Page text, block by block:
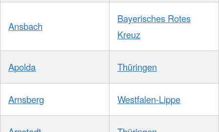
Ansbach
Bayerisches Rotes
Kreuz
Apolda Thüringen
Arnsberg Westfalen-Lippe